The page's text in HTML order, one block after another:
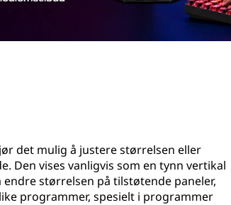
det mulig å justere størrelsen eller
Den vises vanligvis som en tynn vertikal
størrelsen på tilstøtende paneler,
programmer, spesielt i programmer